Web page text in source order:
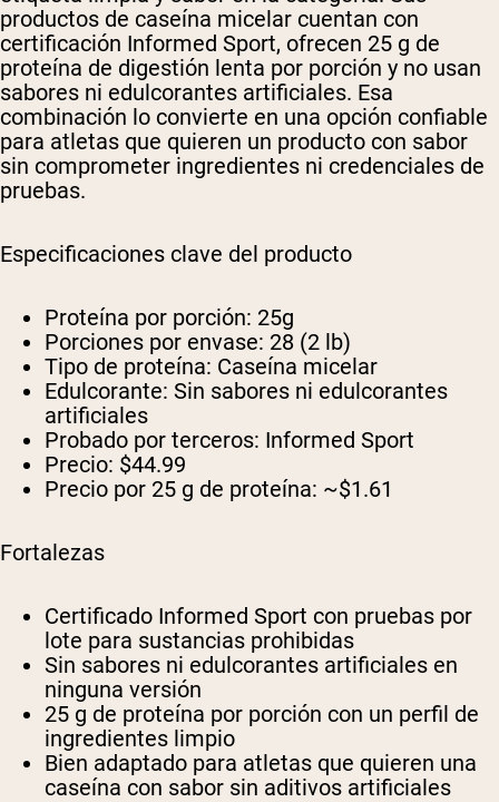
productos de caseína micelar cuentan con
certificación Informed Sport, ofrecen 25 g de
proteína de digestión lenta por porción y no usan
sabores ni edulcorantes artificiales. Esa
combinación lo convierte en una opción confiable
para atletas que quieren un producto con sabor
sin comprometer ingredientes ni credenciales de
pruebas.
Especificaciones clave del producto
Proteína por porción: 25g
Porciones por envase: 28 (2 lb)
Tipo de proteína: Caseína micelar
Edulcorante: Sin sabores ni edulcorantes
artificiales
Probado por terceros: Informed Sport
Precio: $44.99
Precio por 25 g de proteína: ~$1.61
Fortalezas
Certificado Informed Sport con pruebas por
lote para sustancias prohibidas
Sin sabores ni edulcorantes artificiales en
ninguna versión
25 g de proteína por porción con un perfil de
ingredientes limpio
Bien adaptado para atletas que quieren una
caseína con sabor sin aditivos artificiales